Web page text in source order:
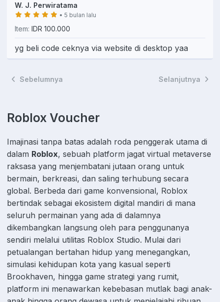
W. J. Perwiratama
• 5 bulan lalu
Item: IDR 100.000
yg beli code ceknya via website di desktop yaa
Sebelumnya Selanjutnya
Roblox Voucher
Imajinasi tanpa batas adalah roda penggerak utama di
dalam Roblox, sebuah platform jagat virtual metaverse
raksasa yang menjembatani jutaan orang untuk
bermain, berkreasi, dan saling terhubung secara
global. Berbeda dari game konvensional, Roblox
bertindak sebagai ekosistem digital mandiri di mana
seluruh permainan yang ada di dalamnya
dikembangkan langsung oleh para penggunanya
sendiri melalui utilitas Roblox Studio. Mulai dari
petualangan bertahan hidup yang menegangkan,
simulasi kehidupan kota yang kasual seperti
Brookhaven, hingga game strategi yang rumit,
platform ini menawarkan kebebasan mutlak bagi anak-